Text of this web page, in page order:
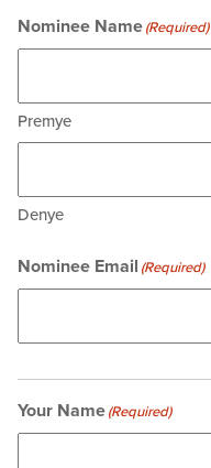
Nominee Name(Required)
Premye
Denye
Nominee Email (Required)
Your Name(Required)